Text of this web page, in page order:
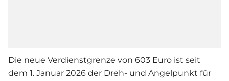
Die neue Verdienstgrenze von 603 Euro ist seit
dem 1. Januar 2026 der Dreh- und Angelpunkt für